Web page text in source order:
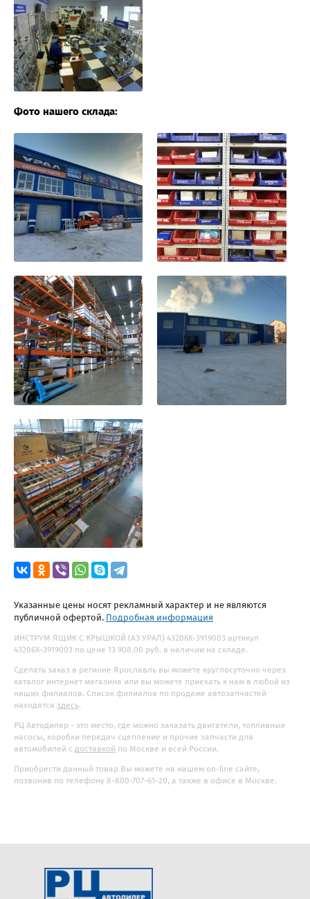
Фото нашего склада:
Указанные цены носят рекламный характер и не являются
публичной офертой. Подробная информация
ИНСТРУМ ЯЩИК С КРЫШКОЙ (АЗ УРАЛ) 43206Х-3919003 артикул
43206Х-3919003 по цене 13 908.00 руб. в наличии на складе.
Сделать заказ в регионе Ярославль вы можете круглосуточно через
каталог интернет магазина или вы можете приехать к нам в любой из
наших филиалов. Список филиалов по продаже автозапчастей
находятся здесь.
РЦ Автодилер - это место, где можно заказать двигатели, топливные
насосы, коробки передач сцепление и прочие запчасти для
автомобилей с доставкой по Москве и всей России.
Приобрести данный товар Вы можете на нашем on-line сайте,
позвонив по телефону 8-800-707-61-20, а также в офисе в Москве.